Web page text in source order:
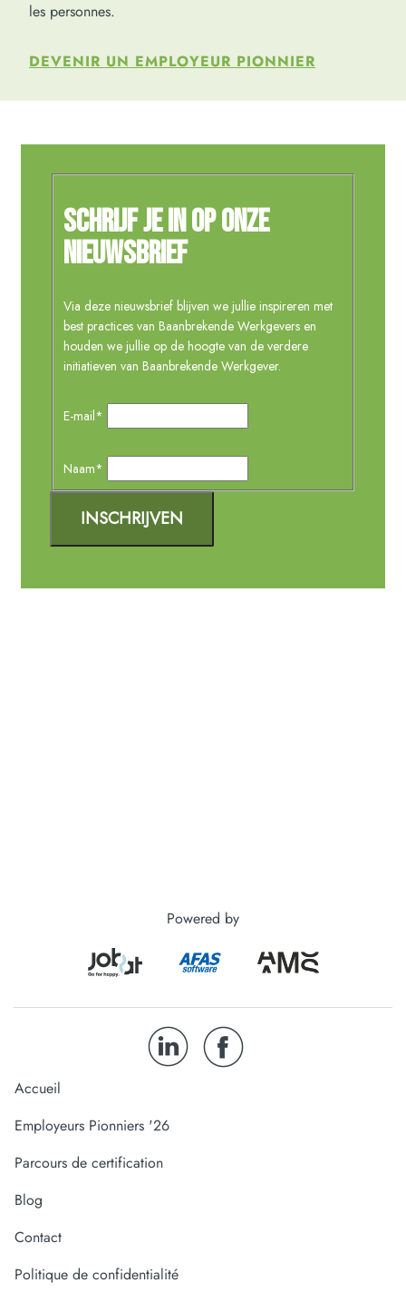
les personnes.
DEVENIR UN EMPLOYEUR PIONNIER
Powered by
Accueil
Employeurs Pionniers '26
Parcours de certification
Blog
Contact
Politique de confidentialité